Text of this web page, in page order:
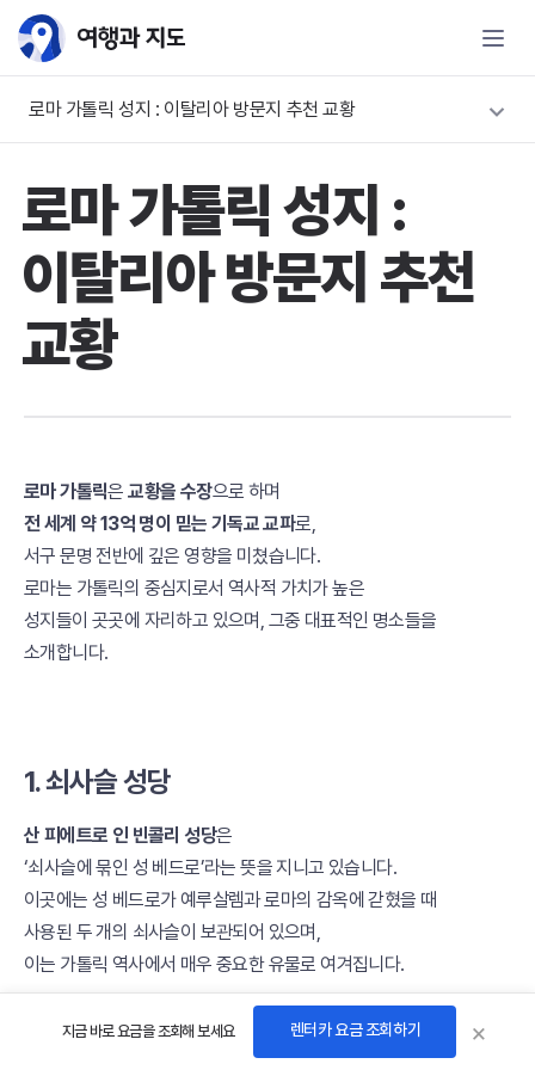
로마 가톨릭 성지 : 이탈리아 방문지 추천 교황
로마 가톨릭 성지 :
이탈리아 방문지 추천
교황
로마 가톨릭은교황을 수장으로 하며
전 세계 약 13억 명이 믿는 기독교 교파로,
서구 문명 전반에 깊은 영향을 미쳤습니다.
로마는 가톨릭의 중심지로서 역사적 가치가 높은
성지들이 곳곳에 자리하고 있으며, 그중 대표적인 명소들을
소개합니다.
1. 쇠사슬 성당
산 피에트로 인 빈콜리 성당은
‘쇠사슬에 묶인 성 베드로’라는 뜻을 지니고 있습니다.
이곳에는 성 베드로가 예루살렘과 로마의 감옥에 갇혔을 때
사용된 두 개의 쇠사슬이 보관되어 있으며,
이는 가톨릭 역사에서 매우 중요한 유물로 여겨집니다.
산 피에트로 인 빈콜리 성당은 교황 레오 1세가 베드로 성인을
지금 바로 요금을 조회해 보세요 렌터카 요금 조회하기 ×